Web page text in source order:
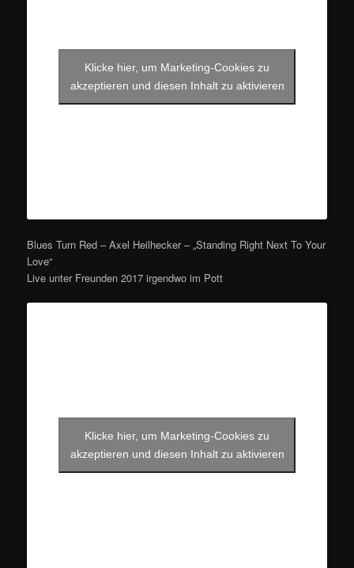
Klicke hier, um Marketing-Cookies zu
akzeptieren und diesen Inhalt zu aktivieren
Blues Turn Red – Axel Heilhecker – „Standing Right Next To Your
Love“
Live unter Freunden 2017 irgendwo im Pott
Klicke hier, um Marketing-Cookies zu
akzeptieren und diesen Inhalt zu aktivieren